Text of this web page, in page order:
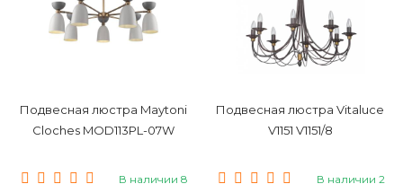
Подвесная люстра Maytoni
Cloches MOD113PL-07W
В наличии 8
Подвесная люстра Vitaluce
V1151 V1151/8
В наличии 2